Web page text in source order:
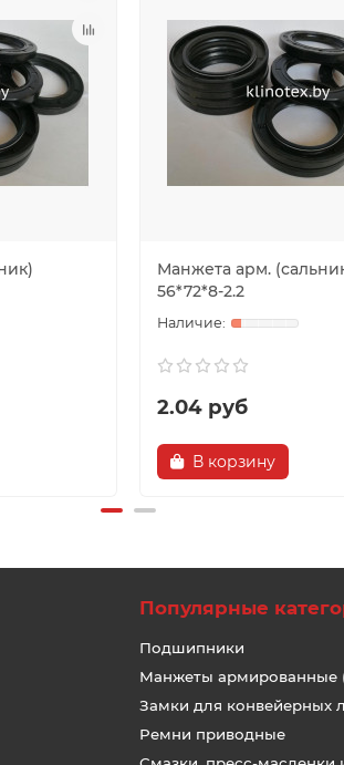
Манжета арм.
56*72*8-2.2
2.04 руб
В корзину
Популярные
Подшипники
Манжеты армированные
Замки для конвейерных
Ремни приводные